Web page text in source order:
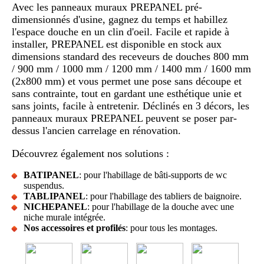
Avec les panneaux muraux PREPANEL pré-
dimensionnés d'usine, gagnez du temps et habillez
l'espace douche en un clin d'oeil. Facile et rapide à
installer, PREPANEL est disponible en stock aux
dimensions standard des receveurs de douches 800 mm
/ 900 mm / 1000 mm / 1200 mm / 1400 mm / 1600 mm
(2x800 mm) et vous permet une pose sans découpe et
sans contrainte, tout en gardant une esthétique unie et
sans joints, facile à entretenir. Déclinés en 3 décors, les
panneaux muraux PREPANEL peuvent se poser par-
dessus l'ancien carrelage en rénovation.
Découvrez également nos solutions :
BATIPANEL: pour l'habillage de bâti-supports de wc
suspendus.
TABLIPANEL: pour l'habillage des tabliers de baignoire.
NICHEPANEL: pour l'habillage de la douche avec une
niche murale intégrée.
Nos accessoires et profilés: pour tous les montages.